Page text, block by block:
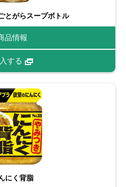
がらスープボトル
品情報
する
にく背脂